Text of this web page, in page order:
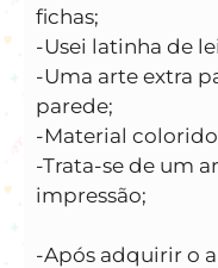
fichas;
-Usei latinha de
-Uma arte extra
parede;
-Material
-Trata-se de um
impressão;
-Após adquirir o